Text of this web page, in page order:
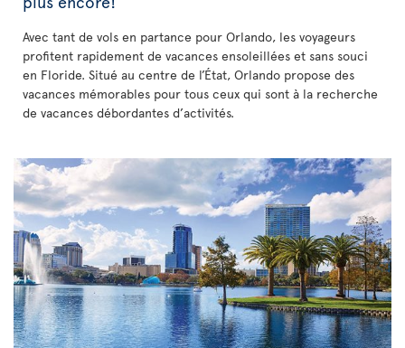
Avec tant de vols en partance pour Orlando, les voyageurs
profitent rapidement de vacances ensoleillées et sans souci
en Floride. Situé au centre de l’État, Orlando propose des
vacances mémorables pour tous ceux qui sont à la recherche
de vacances débordantes d’activités.